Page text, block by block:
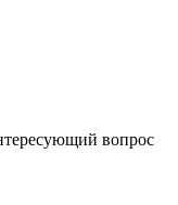
вопрос